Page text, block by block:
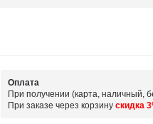
Оплата
При получении (карта, наличный,
При заказе через корзину скидка